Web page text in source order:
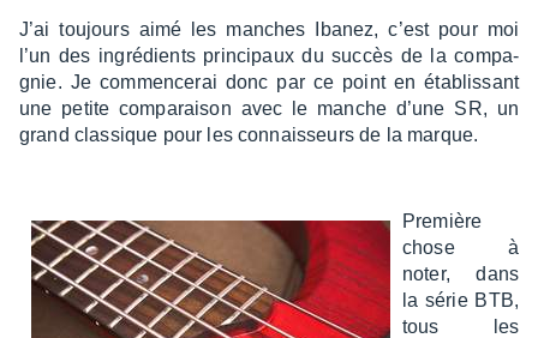
J’ai toujours aimé les manches Ibanez, c’est pour moi
l’un des ingré­dients prin­ci­paux du succès de la compa­
gnie. Je commen­ce­rai donc par ce point en établis­sant
une petite compa­rai­son avec le manche d’une SR, un
grand clas­sique pour les connais­seurs de la marque.
Première
chose à
noter, dans
la série BTB,
tous les